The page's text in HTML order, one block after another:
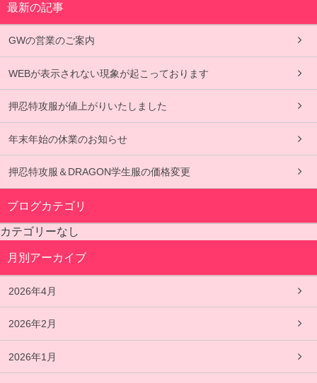
最新の記事
GWの営業のご案内
WEBが表示されない現象が起こっております
押忍特攻服が値上がりいたしました
年末年始の休業のお知らせ
押忍特攻服＆DRAGON学生服の価格変更
ブログカテゴリ
カテゴリーなし
月別アーカイブ
2026年4月
2026年2月
2026年1月